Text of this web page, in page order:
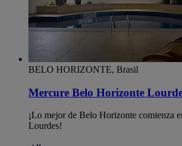
BELO HORIZONTE, Brasil
Mercure Belo Horizonte
¡Lo mejor de Belo Horizonte comienza
Lourdes!